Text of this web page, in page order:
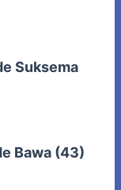
Suksema
Bawa (43)